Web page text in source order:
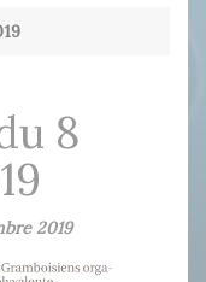
8
2019